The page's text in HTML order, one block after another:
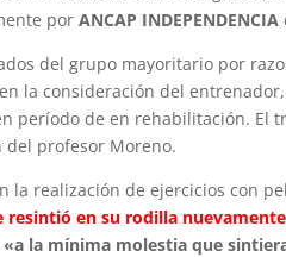
porANCAP INDEPENDENCIA
del grupo mayoritario por
la consideración del
período de en rehabilitación. El
del profesor Moreno.
la realización de ejercicios con
resintió en su rodilla nuevamente
«a la mínima molestia que